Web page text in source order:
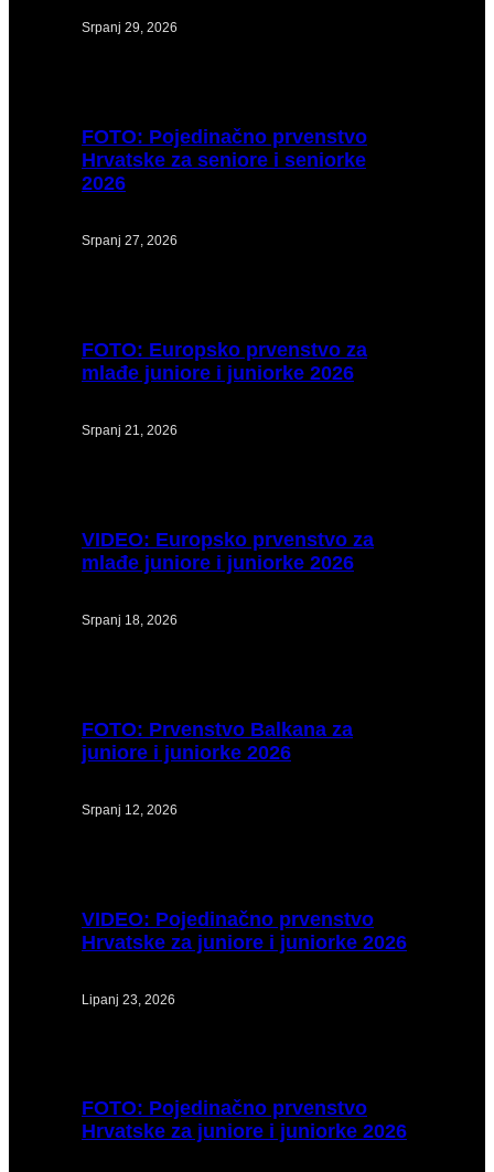
Srpanj 29, 2026
FOTO: Pojedinačno prvenstvo
Hrvatske za seniore i seniorke
2026
Srpanj 27, 2026
FOTO: Europsko prvenstvo za
mlađe juniore i juniorke 2026
Srpanj 21, 2026
VIDEO: Europsko prvenstvo za
mlađe juniore i juniorke 2026
Srpanj 18, 2026
FOTO: Prvenstvo Balkana za
juniore i juniorke 2026
Srpanj 12, 2026
VIDEO: Pojedinačno prvenstvo
Hrvatske za juniore i juniorke 2026
Lipanj 23, 2026
FOTO: Pojedinačno prvenstvo
Hrvatske za juniore i juniorke 2026